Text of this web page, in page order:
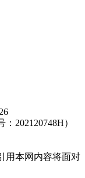
202120748H）
用本网内容将面对